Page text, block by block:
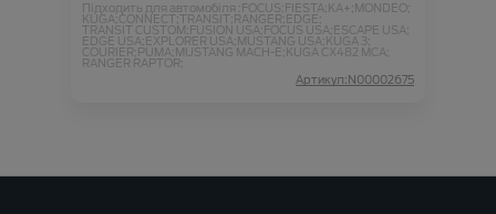
Підходить для автомобіля :FOCUS;FIESTA;KA+;MONDEO;
KUGA;CONNECT;TRANSIT;RANGER;EDGE;
TRANSIT CUSTOM;FUSION USA;FOCUS USA;ESCAPE USA;
EDGE USA;EXPLORER USA;MUSTANG USA;KUGA 3;
COURIER;PUMA;MUSTANG MACH-E;KUGA CX482 MCA;
RANGER RAPTOR;
Артикул:N00002675